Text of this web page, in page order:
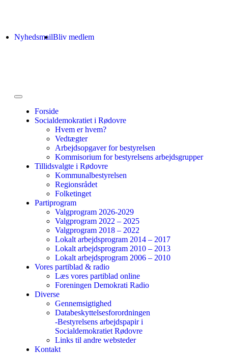
NyhedsmailBliv medlem
Forside
Socialdemokratiet i Rødovre
Hvem er hvem?
Vedtægter
Arbejdsopgaver for bestyrelsen
Kommisorium for bestyrelsens arbejdsgrupper
Tillidsvalgte i Rødovre
Kommunalbestyrelsen
Regionsrådet
Folketinget
Partiprogram
Valgprogram 2026-2029
Valgprogram 2022 – 2025
Valgprogram 2018 – 2022
Lokalt arbejdsprogram 2014 – 2017
Lokalt arbejdsprogram 2010 – 2013
Lokalt arbejdsprogram 2006 – 2010
Vores partiblad & radio
Læs vores partiblad online
Foreningen Demokrati Radio
Diverse
Gennemsigtighed
Databeskyttelsesforordningen
-Bestyrelsens arbejdspapir i
Socialdemokratiet Rødovre
Links til andre websteder
Kontakt